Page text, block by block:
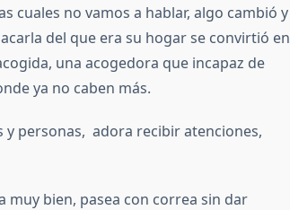
cuales no vamos a hablar, algo cambió y
del que era su hogar se convirtió en
una acogedora que incapaz de
ya no caben más.
y personas, adora recibir atenciones,
muy bien, pasea con correa sin dar